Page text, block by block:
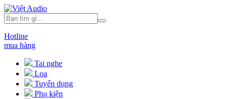
Hotline
mua hàng
Tai nghe
Loa
Tuyển dụng
Phụ kiện